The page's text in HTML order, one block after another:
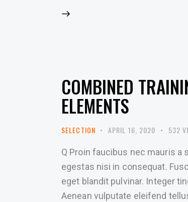
COMBINED
ELEMENTS
SELECTION APRIL 16, 2020 532
Q Proin faucibus nec mauris a
egestas nisi in consequat.
eget blandit pulvinar. Integer
Aenean vulputate eleifend